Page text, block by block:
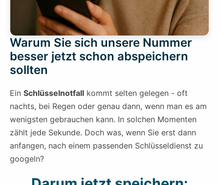
Warum Sie sich unsere Nummer
besser jetzt schon abspeichern
sollten
Ein Schlüsselnotfall kommt selten gelegen - oft
nachts, bei Regen oder genau dann, wenn man es am
wenigsten gebrauchen kann. In solchen Momenten
zählt jede Sekunde. Doch was, wenn Sie erst dann
anfangen, nach einem passenden Schlüsseldienst zu
googeln?